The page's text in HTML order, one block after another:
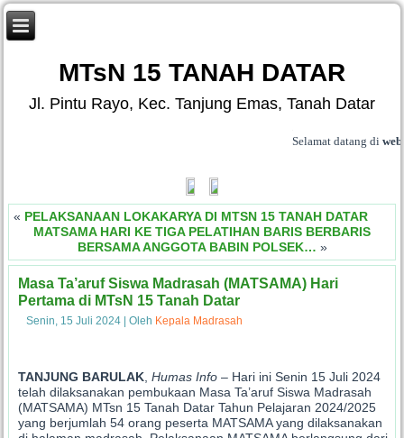
MTsN 15 TANAH DATAR
Jl. Pintu Rayo, Kec. Tanjung Emas, Tanah Datar
Selamat datang diwebsite
« PELAKSANAAN LOKAKARYA DI MTSN 15 TANAH DATAR
MATSAMA HARI KE TIGA PELATIHAN BARIS BERBARIS
BERSAMA ANGGOTA BABIN POLSEK… »
Masa Ta’aruf Siswa Madrasah (MATSAMA) Hari
Pertama di MTsN 15 Tanah Datar
Senin, 15 Juli 2024 |Oleh Kepala Madrasah
TANJUNG BARULAK ,Humas Info – Hari ini Senin 15 Juli 2024
telah dilaksanakan pembukaan Masa Ta’aruf Siswa Madrasah
(MATSAMA) MTsn 15 Tanah Datar Tahun Pelajaran 2024/2025
yang berjumlah 54 orang peserta MATSAMA yang dilaksanakan